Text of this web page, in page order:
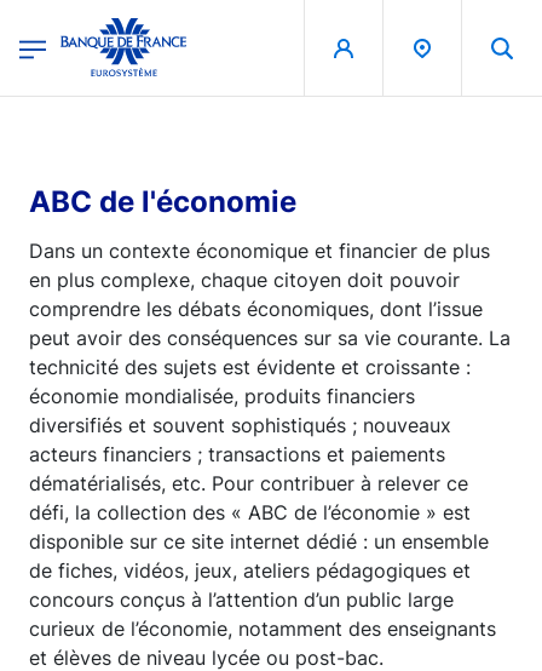
Banque de France - Menu Principal
ABC de l'économie
Dans un contexte économique et financier de plus
en plus complexe, chaque citoyen doit pouvoir
comprendre les débats économiques, dont l’issue
peut avoir des conséquences sur sa vie courante. La
technicité des sujets est évidente et croissante :
économie mondialisée, produits financiers
diversifiés et souvent sophistiqués ; nouveaux
acteurs financiers ; transactions et paiements
dématérialisés, etc. Pour contribuer à relever ce
défi, la collection des « ABC de l’économie » est
disponible sur ce site internet dédié : un ensemble
de fiches, vidéos, jeux, ateliers pédagogiques et
concours conçus à l’attention d’un public large
curieux de l’économie, notamment des enseignants
et élèves de niveau lycée ou post-bac.